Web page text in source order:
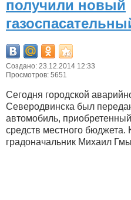
получили новый
Создано: 23.12.2014 12:33
Просмотров: 5651
Сегодня городской
Северодвинска был
автомобиль,
средств местного
градоначальник Михаил